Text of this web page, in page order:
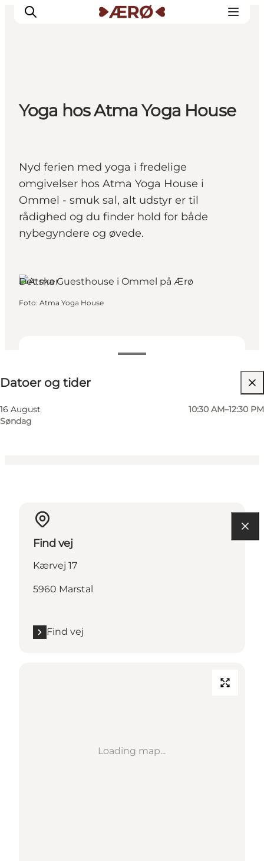
Overnatning
Spisesteder
Planlæg ferien
Yoga hos Atma Yoga House
Nyd ferien med yoga i fredelige
omgivelser hos Atma Yoga House i
Ommel - smuk sal, alt udstyr er til
rådighed og du finder hold for både
nybegyndere og øvede.
Datoer og tider
16 August
Søndag
10:30 AM–12:30 PM
Besøg hjemmeside
Det sker
Foto: Atma Yoga House
Find vej
Kærvej 17
5960 Marstal
Find vej
Loading map...